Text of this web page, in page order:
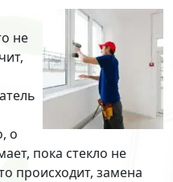
не
о
пока стекло не
происходит, замена